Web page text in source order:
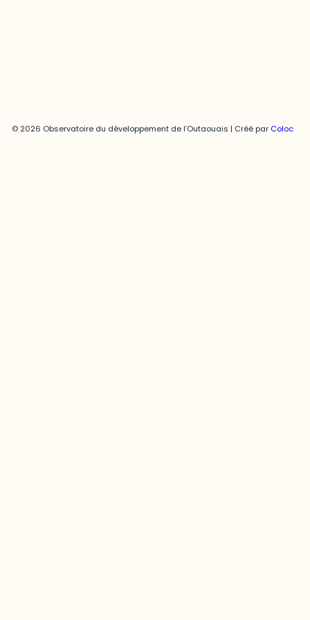
© 2026 Observatoire du développement de l’Outaouais | Créé par Coloc